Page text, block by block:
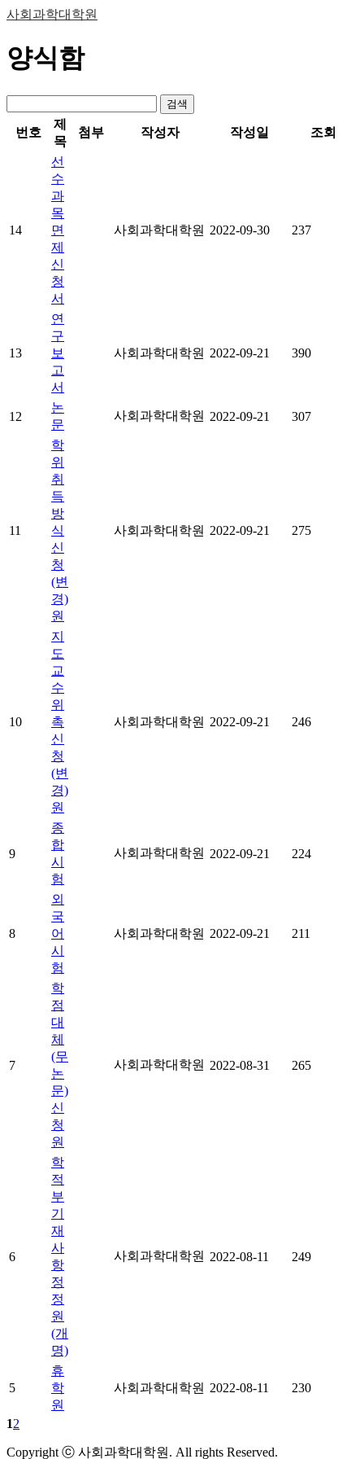
사회과학대학원
양식함
검색
번호
제
목
첨부 작성자 작성일 조회
14
선
수
과
목
면
제
신
청
서
사회과학대학원 2022-09-30 237
13
연
구
보
고
서
사회과학대학원 2022-09-21 390
12
논
문
사회과학대학원 2022-09-21 307
11
학
위
취
득
방
식
신
청
(변
경)
원
사회과학대학원 2022-09-21 275
10
지
도
교
수
위
촉
신
청
(변
경)
원
사회과학대학원 2022-09-21 246
9
종
합
시
험
사회과학대학원 2022-09-21 224
8
외
국
어
시
험
사회과학대학원 2022-09-21 211
7
학
점
대
체
(무
논
문)
신
청
원
사회과학대학원 2022-08-31 265
6
학
적
부
기
재
사
항
정
정
원
(개
명)
사회과학대학원 2022-08-11 249
5
휴
학
원
사회과학대학원 2022-08-11 230
12
Copyright ⓒ 사회과학대학원. All rights Reserved.